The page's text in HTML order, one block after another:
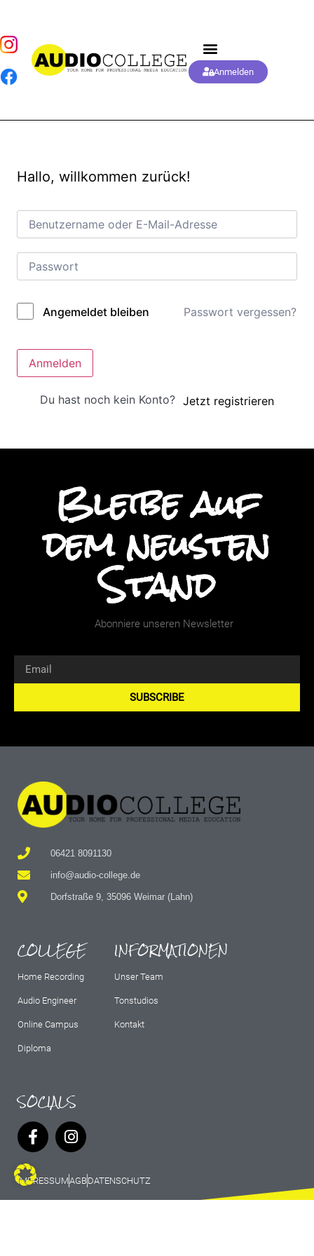
Anmelden
Hallo, willkommen zurück!
Alternative:
Angemeldet bleiben Passwort vergessen?
Anmelden
Du hast noch kein Konto? Jetzt registrieren
Bleibe auf
dem neusten
Stand
Abonniere unseren Newsletter
SUBSCRIBE
06421 8091130
info@audio-college.de
Dorfstraße 9, 35096 Weimar (Lahn)
COLLEGE
Home Recording
Audio Engineer
Online Campus
Diploma
INFORMATIONEN
Unser Team
Tonstudios
Kontakt
SOCIALS
IMPRESSUMAGBDATENSCHUTZ